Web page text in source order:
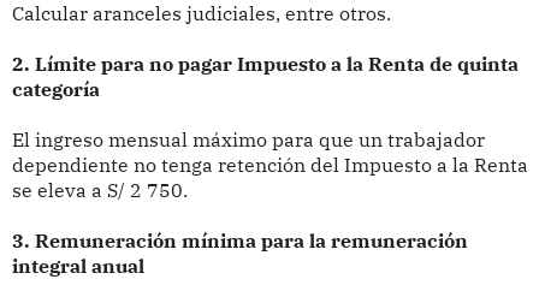
Calcular aranceles judiciales, entre otros.
2. Límite para no pagar Impuesto a la Renta de quinta
categoría
El ingreso mensual máximo para que un trabajador
dependiente no tenga retención del Impuesto a la Renta
se eleva a S/ 2 750.
3. Remuneración mínima para la remuneración
integral anual